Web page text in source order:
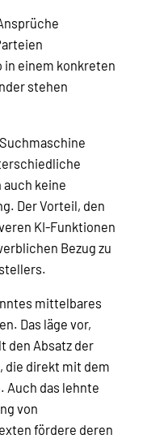
in einem konkreten
stehen
auch keine
Der Vorteil, den
KI-Funktionen
Bezug zu
mittelbares
Das läge vor,
den Absatz der
die direkt mit dem
Auch das lehnte
von
fördere deren